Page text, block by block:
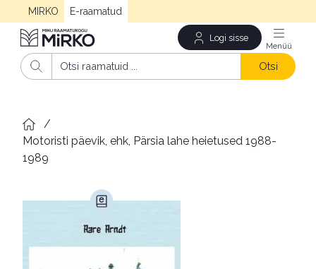
MIRKO E-raamatud
Logi sisse
Otsi
/
Motoristi päevik, ehk, Pärsia lahe heietused 1988-
1989